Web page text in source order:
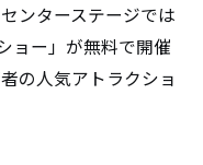
ンターステージでは
ョー」が無料で開催
の人気アトラクショ